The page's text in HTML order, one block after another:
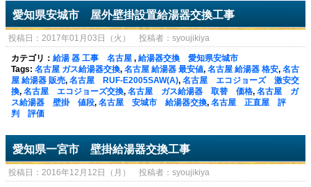
愛知県安城市 屋外壁掛設置給湯器交換工事
投稿日：2017年01月03日（火） 投稿者：syoujikiya
カテゴリ： 給湯 器 工事 名古屋, 給湯器交換 愛知県安城市
Tags: 名古屋 ガス給湯器交換, 名古屋 給湯器 最安値, 名古屋 給湯器 格安, 名古
屋 給湯器 販売, 名古屋 RUF-E2005SAW(A), 名古屋 エコジョーズ 激安交
換, 名古屋 エコジョーズ交換, 名古屋 ガス給湯器 取替 価格, 名古屋 ガ
ス給湯器 壁掛 値段, 名古屋 安城市 給湯器交換, 名古屋 正直屋 評
判 評価
愛知県一宮市 壁掛給湯器交換工事
投稿日：2016年12月12日（月） 投稿者：syoujikiya